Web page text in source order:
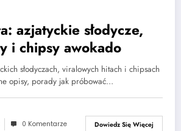
azjatyckie słodycze,
i chipsy awokado
słodyczach, viralowych hitach i chipsach
opisy, porady jak próbować…
0 Komentarze Dowiedz Się Więcej